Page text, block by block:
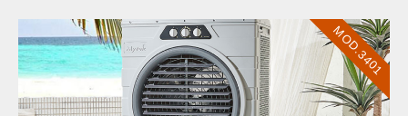
MOD.3401